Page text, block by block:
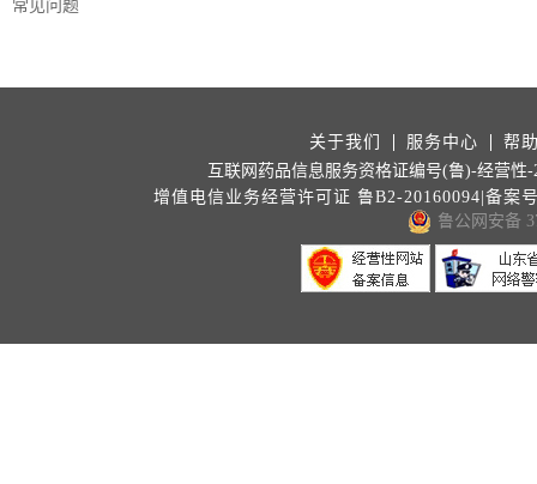
常见问题
关于我们 服务中心
帮
互联网药品信息服务资格证编号(鲁)-经营性-
增值电信业务经营许可证 鲁B2-20160094|备案
鲁公网安备